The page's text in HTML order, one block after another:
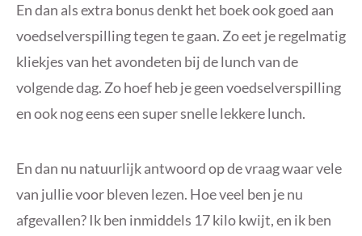
En dan als extra bonus denkt het boek ook goed aan
voedselverspilling tegen te gaan. Zo eet je regelmatig
kliekjes van het avondeten bij de lunch van de
volgende dag. Zo hoef heb je geen voedselverspilling
en ook nog eens een super snelle lekkere lunch.
En dan nu natuurlijk antwoord op de vraag waar vele
van jullie voor bleven lezen. Hoe veel ben je nu
afgevallen? Ik ben inmiddels 17 kilo kwijt, en ik ben